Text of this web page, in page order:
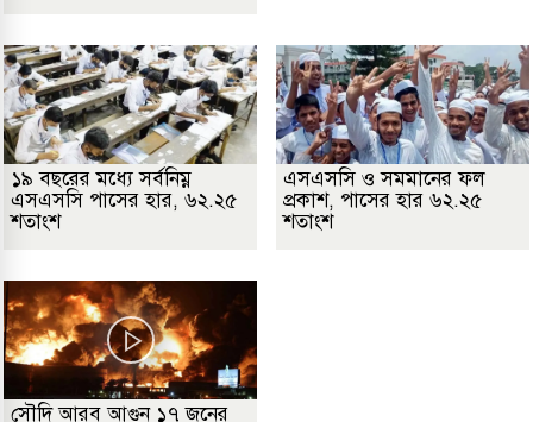
১৯ বছরের মধ্যে সর্বনিম্ন
এসএসসি পাসের হার, ৬২.২৫
শতাংশ
এসএসসি ও সমমানের ফল
প্রকাশ, পাসের হার ৬২.২৫
শতাংশ
সৌদি আরব আগুন ১৭ জনের